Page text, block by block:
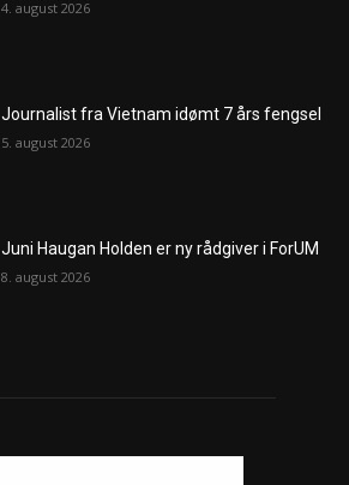
4. august 2026
Journalist fra Vietnam idømt 7 års fengsel
5. august 2026
Juni Haugan Holden er ny rådgiver i ForUM
8. august 2026